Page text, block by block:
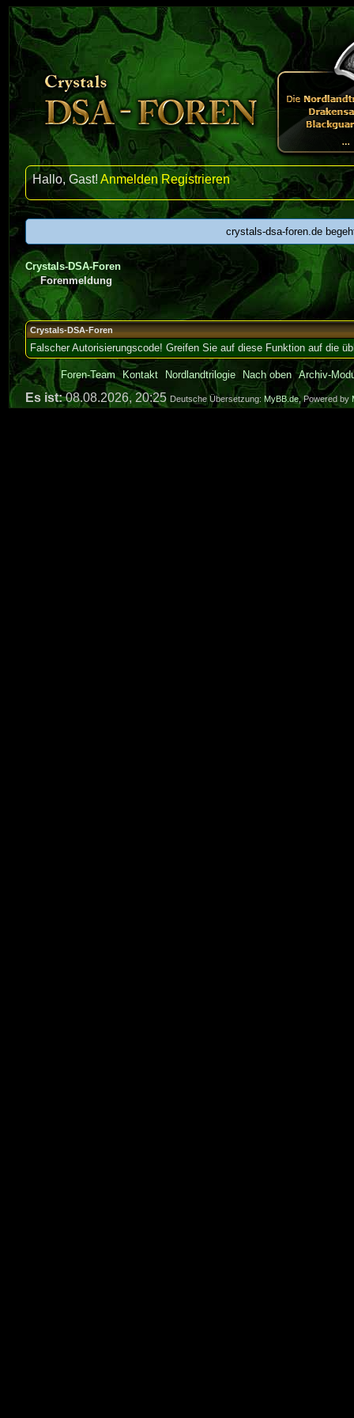
Hallo, Gast!Anmelden Registrieren
crystals-dsa-foren.de
Crystals-DSA-Foren
Forenmeldung
Crystals-DSA-Foren
Falscher Autorisierungscode! Greifen Sie auf diese Funktion auf die
Foren-Team Kontakt Nordlandtrilogie Nach oben Archiv-
Es ist:08.08.2026, 20:25 Deutsche Übersetzung: MyBB.de, Powered by